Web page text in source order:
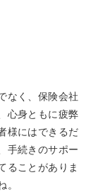
なく、保険会社
心身ともに疲弊
様にはできるだ
手続きのサポー
ることがありま